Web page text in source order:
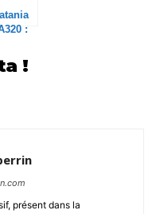
:
!
présent dans la